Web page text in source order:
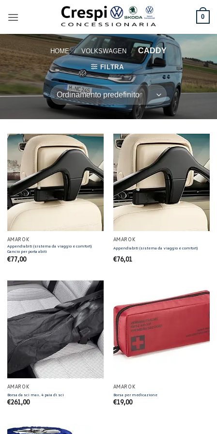
0
HOME / VOLKSWAGEN / CADDY
FILTRA
AMAROK
Appendiabiti (sistema da viaggio e comfort)
Gancio per porta abiti
€77,00
AMAROK
Appendiabiti (sistema da viaggio e comfort)
€76,01
AMAROK
Borsa da sci max. 4 paia di sci
€261,00
AMAROK
Borsa per medicazione
€19,00